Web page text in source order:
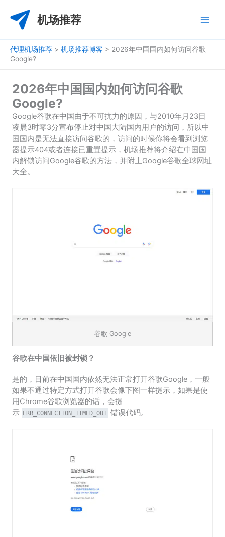
容
机场推荐
代理机场推荐 > 机场推荐博客 > 2026年中国国内如何访问谷歌
Google?
2026年中国国内如何访问谷歌
Google?
Google谷歌在中国由于不可抗力的原因，与2010年月23日
凌晨3时零3分宣布停止对中国大陆国内用户的访问，所以中
国国内是无法直接访问谷歌的，访问的时候你将会看到浏览
器提示404或者连接已重置提示，机场推荐将介绍在中国国
内解锁访问Google谷歌的方法，并附上Google谷歌全球网址
大全。
谷歌 Google
谷歌在中国依旧被封锁？
是的，目前在中国国内依然无法正常打开谷歌Google，一般
如果不通过特定方式打开谷歌会像下图一样提示，如果是使
用Chrome谷歌浏览器的话，会提
示 ERR_CONNECTION_TIMED_OUT 错误代码。